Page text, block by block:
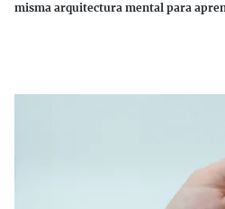
misma arquitectura mental para